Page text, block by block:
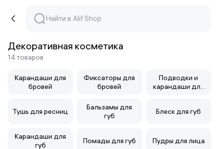
Декоративная косметика
14 товаров
Карандаши для
бровей
Фиксаторы для
бровей
Подводки и
карандаши для
Тушь для ресниц
Бальзамы для
губ
Блеск для губ
Карандаши для
губ
Помады для губ Пудры для лица